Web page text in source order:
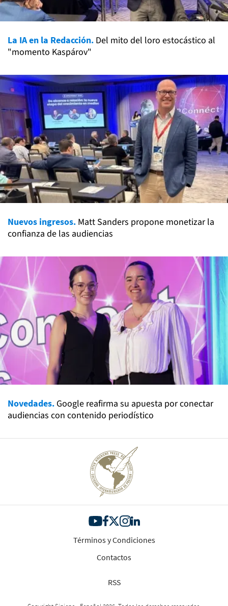
La IA en la Redacción. Del mito del loro estocástico al
"momento Kaspárov"
Nuevos ingresos. Matt Sanders propone monetizar la
confianza de las audiencias
Novedades. Google reafirma su apuesta por conectar
audiencias con contenido periodístico
Términos y Condiciones
Contactos
RSS